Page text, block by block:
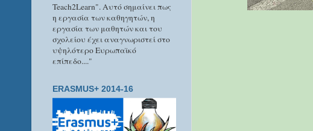
Teach2Learn". Αυτό σημαίνει πως
η εργασία των καθηγητών, η
εργασία των μαθητών και του
σχολείου έχει αναγνωριστεί στο
υψηλότερο Ευρωπαϊκό
επίπεδο...."
ERASMUS+ 2014-16